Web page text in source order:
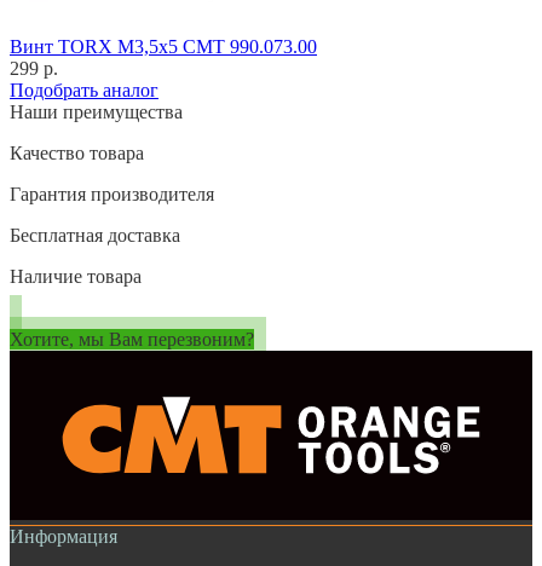
Винт TORX M3,5x5 CMT 990.073.00
299 р.
Подобрать аналог
Наши преимущества
Качество товара
Гарантия производителя
Бесплатная доставка
Наличие товара
Хотите, мы Вам перезвоним?
Информация